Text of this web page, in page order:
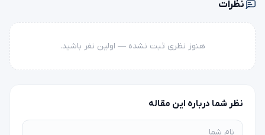
نظرات
هنوز نظری ثبت نشده — اولین نفر باشید.
نظر شما درباره این مقاله